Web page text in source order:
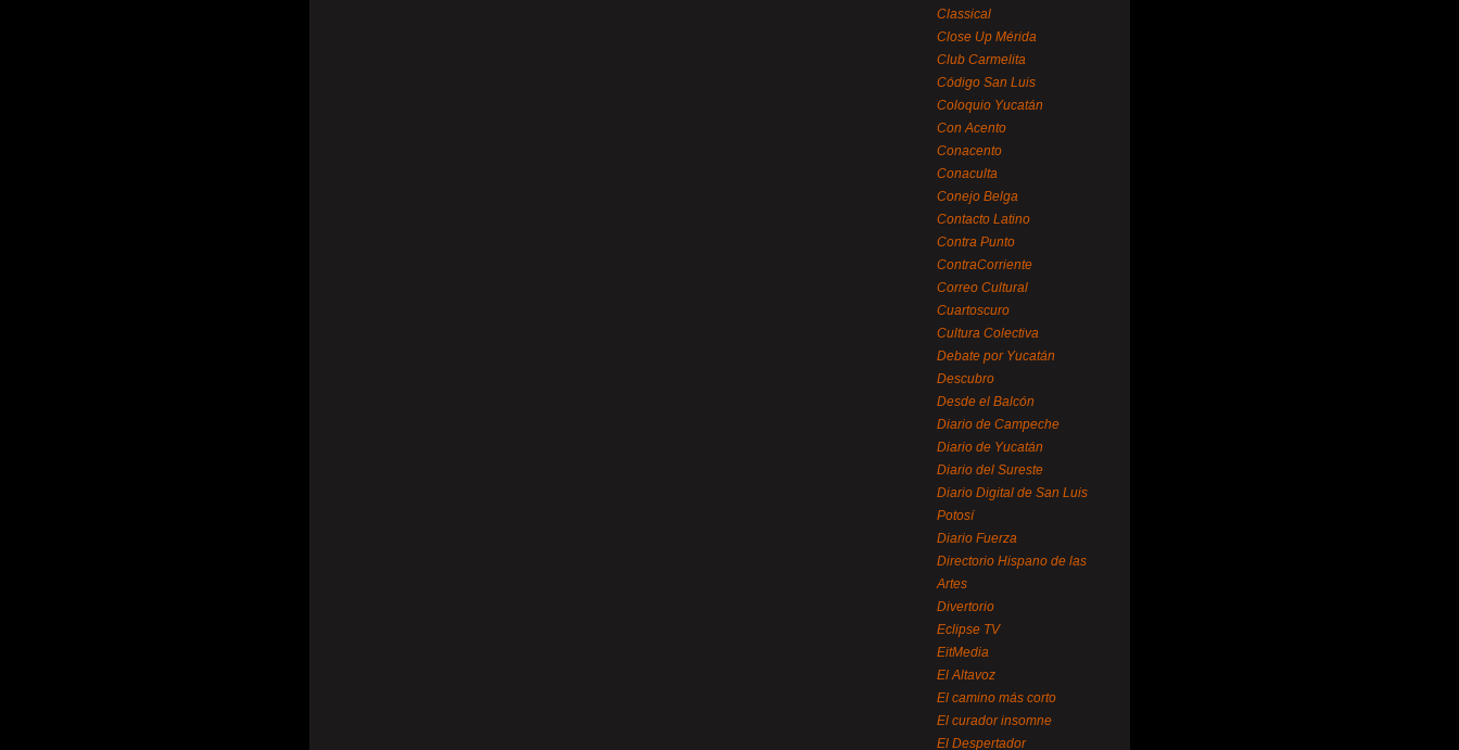
Classical
Close Up Mérida
Club Carmelita
Código San Luis
Coloquio Yucatán
Con Acento
Conacento
Conaculta
Conejo Belga
Contacto Latino
Contra Punto
ContraCorriente
Correo Cultural
Cuartoscuro
Cultura Colectiva
Debate por Yucatán
Descubro
Desde el Balcón
Diario de Campeche
Diario de Yucatán
Diario del Sureste
Diario Digital de San Luis
Potosí
Diario Fuerza
Directorio Hispano de las
Artes
Divertorio
Eclipse TV
EitMedia
El Altavoz
El camino más corto
El curador insomne
El Despertador